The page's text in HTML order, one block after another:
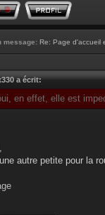
message: Re: Page d'accueil
a écrit:
en effet, elle est
autre petite pour la